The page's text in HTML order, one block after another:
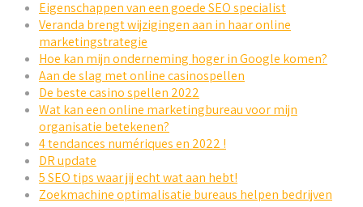
Eigenschappen van een goede SEO specialist
Veranda brengt wijzigingen aan in haar online
marketingstrategie
Hoe kan mijn onderneming hoger in Google komen?
Aan de slag met online casinospellen
De beste casino spellen 2022
Wat kan een online marketingbureau voor mijn
organisatie betekenen?
4 tendances numériques en 2022 !
DR update
5 SEO tips waar jij echt wat aan hebt!
Zoekmachine optimalisatie bureaus helpen bedrijven